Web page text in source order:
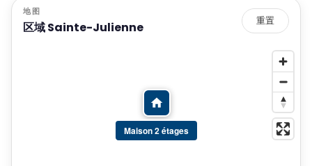
地图
区域 Sainte-Julienne 重置
Maison 2 étages